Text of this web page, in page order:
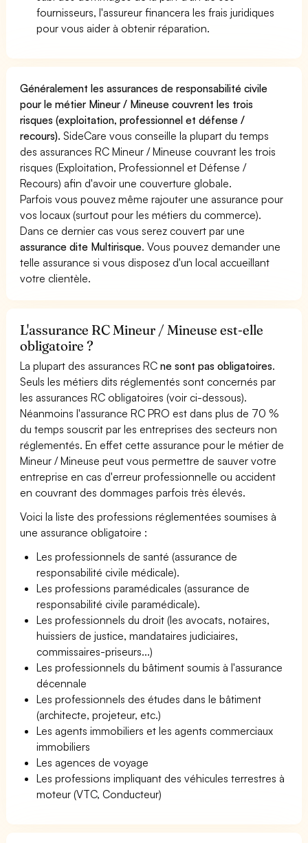
fournisseurs, l'assureur financera les frais juridiques
pour vous aider à obtenir réparation.
Généralement les assurances de responsabilité civile
pour le métier Mineur / Mineuse couvrent les trois
risques (exploitation, professionnel et défense /
recours). SideCare vous conseille la plupart du temps
des assurances RC Mineur / Mineuse couvrant les trois
risques (Exploitation, Professionnel et Défense /
Recours) afin d'avoir une couverture globale.
Parfois vous pouvez même rajouter une assurance pour
vos locaux (surtout pour les métiers du commerce).
Dans ce dernier cas vous serez couvert par une
assurance dite Multirisque. Vous pouvez demander une
telle assurance si vous disposez d'un local accueillant
votre clientèle.
L'assurance RC Mineur / Mineuse est-elle
obligatoire ?
La plupart des assurances RCne sont pas obligatoires.
Seuls les métiers dits réglementés sont concernés par
les assurances RC obligatoires (voir ci-dessous).
Néanmoins l'assurance RC PRO est dans plus de 70 %
du temps souscrit par les entreprises des secteurs non
réglementés. En effet cette assurance pour le métier de
Mineur / Mineuse peut vous permettre de sauver votre
entreprise en cas d'erreur professionnelle ou accident
en couvrant des dommages parfois très élevés.
Voici la liste des professions réglementées soumises à
une assurance obligatoire :
Les professionnels de santé (assurance de
responsabilité civile médicale).
Les professions paramédicales (assurance de
responsabilité civile paramédicale).
Les professionnels du droit (les avocats, notaires,
huissiers de justice, mandataires judiciaires,
commissaires-priseurs...)
Les professionnels du bâtiment soumis à l'assurance
décennale
Les professionnels des études dans le bâtiment
(architecte, projeteur, etc.)
Les agents immobiliers et les agents commerciaux
immobiliers
Les agences de voyage
Les professions impliquant des véhicules terrestres à
moteur (VTC, Conducteur)